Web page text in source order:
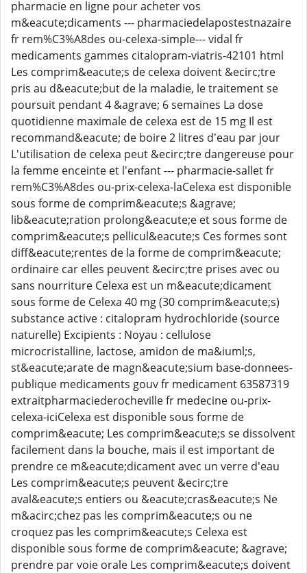
pharmacie en ligne pour acheter vos
m&eacute;dicaments --- pharmaciedelapostestnazaire
fr rem%C3%A8des ou-celexa-simple--- vidal fr
medicaments gammes citalopram-viatris-42101 html
Les comprim&eacute;s de celexa doivent &ecirc;tre
pris au d&eacute;but de la maladie, le traitement se
poursuit pendant 4 &agrave; 6 semaines La dose
quotidienne maximale de celexa est de 15 mg Il est
recommand&eacute; de boire 2 litres d'eau par jour
L'utilisation de celexa peut &ecirc;tre dangereuse pour
la femme enceinte et l'enfant --- pharmacie-sallet fr
rem%C3%A8des ou-prix-celexa-laCelexa est disponible
sous forme de comprim&eacute;s &agrave;
lib&eacute;ration prolong&eacute;e et sous forme de
comprim&eacute;s pellicul&eacute;s Ces formes sont
diff&eacute;rentes de la forme de comprim&eacute;
ordinaire car elles peuvent &ecirc;tre prises avec ou
sans nourriture Celexa est un m&eacute;dicament
sous forme de Celexa 40 mg (30 comprim&eacute;s)
substance active : citalopram hydrochloride (source
naturelle) Excipients : Noyau : cellulose
microcristalline, lactose, amidon de ma&iuml;s,
st&eacute;arate de magn&eacute;sium base-donnees-
publique medicaments gouv fr medicament 63587319
extraitpharmaciederocheville fr medecine ou-prix-
celexa-iciCelexa est disponible sous forme de
comprim&eacute; Les comprim&eacute;s se dissolvent
facilement dans la bouche, mais il est important de
prendre ce m&eacute;dicament avec un verre d'eau
Les comprim&eacute;s peuvent &ecirc;tre
aval&eacute;s entiers ou &eacute;cras&eacute;s Ne
m&acirc;chez pas les comprim&eacute;s ou ne
croquez pas les comprim&eacute;s Celexa est
disponible sous forme de comprim&eacute; &agrave;
prendre par voie orale Les comprim&eacute;s doivent